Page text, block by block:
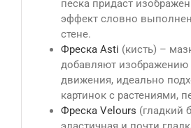
песка придаст
эффект словно
стене.
Фреска Asti (кисть) –
добавляют изображению
движения, идеально
картинок с растениями,
Фреска Velours (гладкий